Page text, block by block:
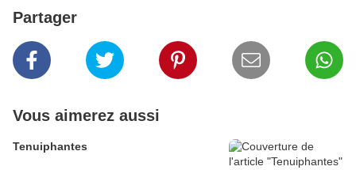
Partager
Vous aimerez aussi
Tenuiphantes